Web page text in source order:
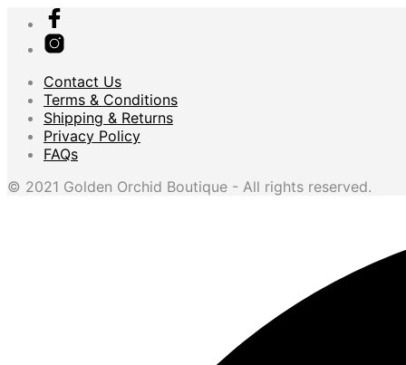
Contact Us
Terms & Conditions
Shipping & Returns
Privacy Policy
FAQs
© 2021 Golden Orchid Boutique - All rights reserved.